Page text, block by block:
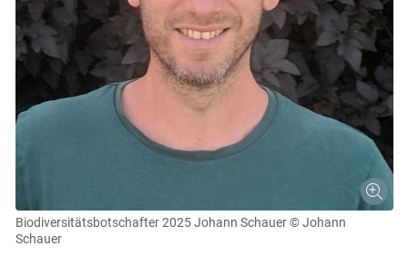
Biodiversitätsbotschafter 2025 Johann Schauer © Johann
Schauer